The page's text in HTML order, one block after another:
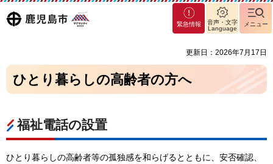
鹿児島
マグ
マシ
緊急情報
音声・文字
Language
メニュー
更新日：2026年7月17日
ひとり暮らしの高齢者の方へ
福祉電話の設置
ひとり暮らしの高齢者等の孤独感を和らげるとともに、安否確認、